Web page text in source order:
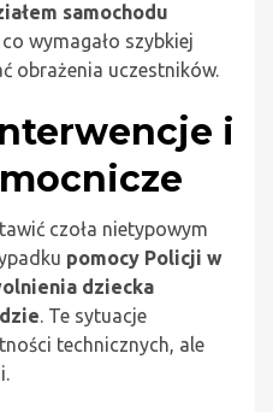
samochodu
co wymagało szybkiej
obrażenia uczestników.
i
czoła nietypowym
pomocy Policji w
dziecka
. Te sytuacje
technicznych, ale